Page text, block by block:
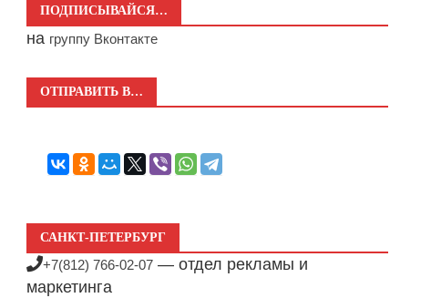
ПОДПИСЫВАЙСЯ…
на группу Вконтакте
ОТПРАВИТЬ В…
САНКТ-ПЕТЕРБУРГ
+7(812) 766-02-07 — отдел рекламы и
маркетинга